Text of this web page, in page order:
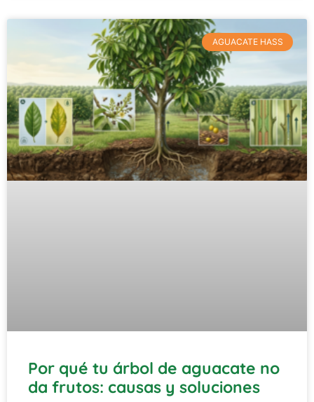
AGUACATE HASS
Por qué tu árbol de aguacate no
da frutos: causas y soluciones